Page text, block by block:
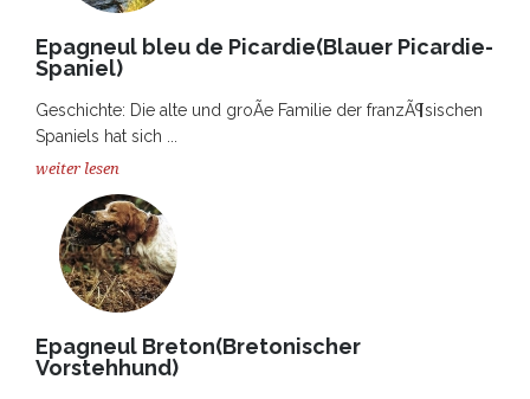
Epagneul bleu de Picardie(Blauer Picardie-
Spaniel)
Geschichte: Die alte und groÃe Familie der franzÃ¶sischen
Spaniels hat sich ...
weiter lesen
Epagneul Breton(Bretonischer
Vorstehhund)